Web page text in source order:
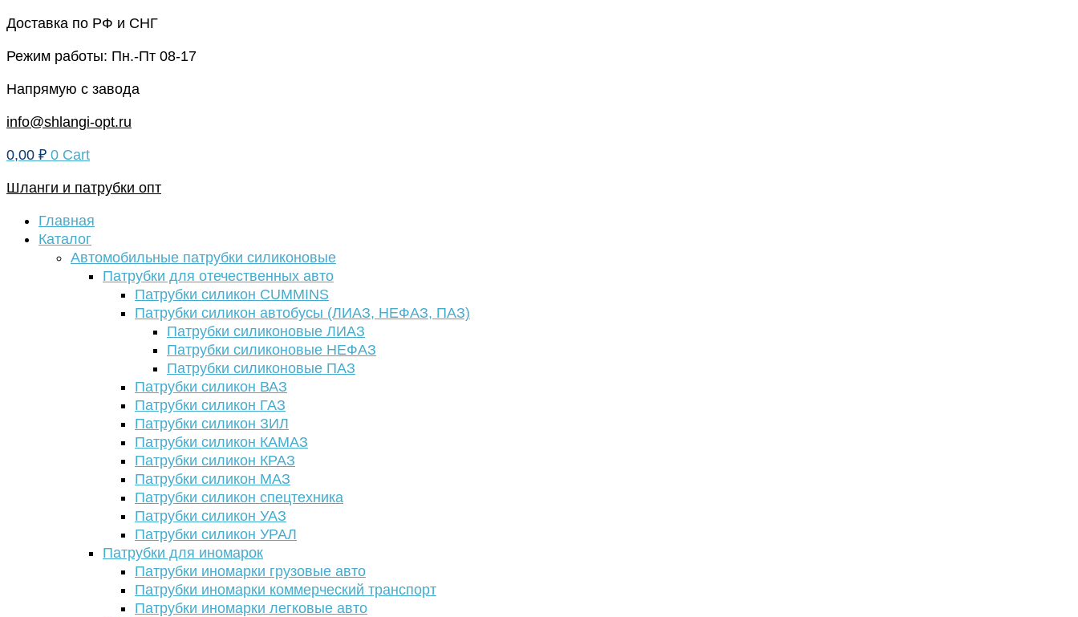
Перейти
содержимому
Доставка по РФ и СНГ
Режим работы: Пн.-Пт 08-17
Напрямую с завода
info@shlangi-opt.ru
0,00 ₽ 0 Cart
Шланги и патрубки опт
Главная
Каталог
Автомобильные патрубки силиконовые
Патрубки для отечественных авто
Патрубки силикон CUMMINS
Патрубки силикон автобусы (ЛИАЗ, НЕФАЗ, ПАЗ)
Патрубки силиконовые ЛИАЗ
Патрубки силиконовые НЕФАЗ
Патрубки силиконовые ПАЗ
Патрубки силикон ВАЗ
Патрубки силикон ГАЗ
Патрубки силикон ЗИЛ
Патрубки силикон КАМАЗ
Патрубки силикон КРАЗ
Патрубки силикон МАЗ
Патрубки силикон спецтехника
Патрубки силикон УАЗ
Патрубки силикон УРАЛ
Патрубки для иномарок
Патрубки иномарки грузовые авто
Патрубки иномарки коммерческий транспорт
Патрубки иномарки легковые авто